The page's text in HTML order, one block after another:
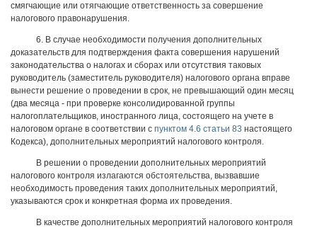
смягчающие или отягчающие ответственность за совершение
налогового правонарушения.
6. В случае необходимости получения дополнительных
доказательств для подтверждения факта совершения нарушений
законодательства о налогах и сборах или отсутствия таковых
руководитель (заместитель руководителя) налогового органа вправе
вынести решение о проведении в срок, не превышающий один месяц
(два месяца - при проверке консолидированной группы
налогоплательщиков, иностранного лица, состоящего на учете в
налоговом органе в соответствии с пунктом 4.6 статьи 83 настоящего
Кодекса), дополнительных мероприятий налогового контроля.
В решении о проведении дополнительных мероприятий
налогового контроля излагаются обстоятельства, вызвавшие
необходимость проведения таких дополнительных мероприятий,
указываются срок и конкретная форма их проведения.
В качестве дополнительных мероприятий налогового контроля